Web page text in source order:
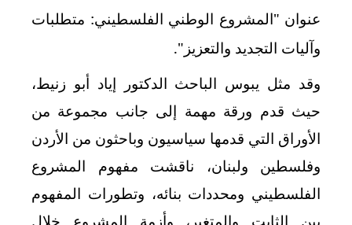
عنوان "المشروع الوطني الفلسطيني: متطلبات
وآليات التجديد والتعزيز".
وقد مثل يبوس الباحث الدكتور إياد أبو زنيط،
حيث قدم ورقة مهمة إلى جانب مجموعة من
الأوراق التي قدمها سياسيون وباحثون من الأردن
وفلسطين ولبنان، ناقشت مفهوم المشروع
الفلسطيني ومحددات بنائه، وتطورات المفهوم
بين الثابت والمتغير، وأزمة المشروع خلال